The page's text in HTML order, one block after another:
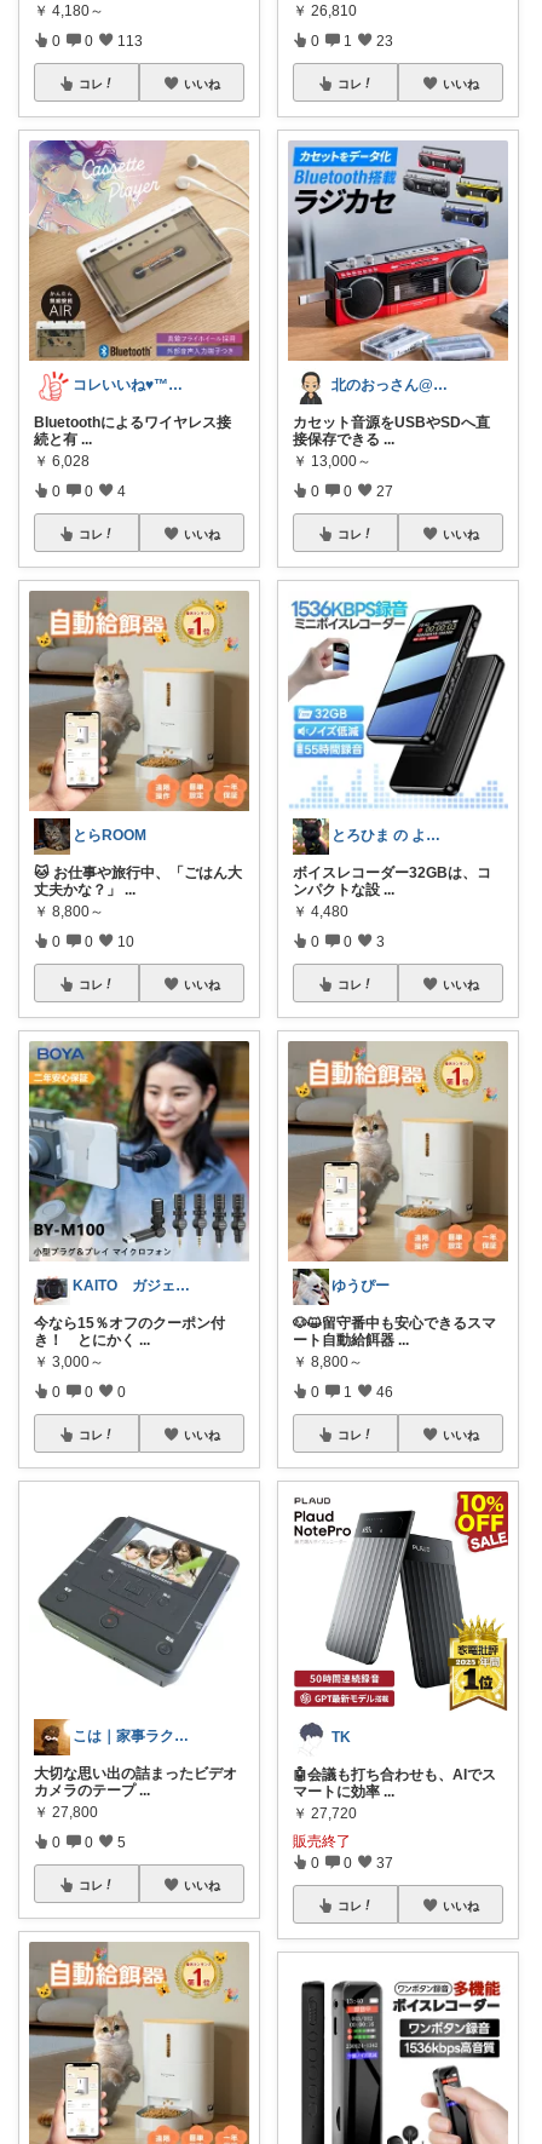
￥ 4,180～
0 0 113
コレ いいね
コレいいね♥️™▶コレクションも見てね！
Bluetoothによるワイヤレス接
続と有 ...
￥ 6,028
0 0 4
コレ いいね
とらROOM
🐱 お仕事や旅行中、「ごはん大
丈夫かな？」
...
￥ 8,800～
0 0 10
コレ いいね
KAITO ガジェット好き
今なら15％オフのクーポン付
き！ とにかく ...
￥ 3,000～
0 0 0
コレ いいね
こは｜家事ラクと暮らしの趣味↗️楽天市場
大切な思い出の詰まったビデオ
カメラのテープ ...
￥ 27,800
0 0 5
コレ いいね
￥ 26,810
0 1 23
コレ いいね
北のおっさん@ガジェット好き
カセット音源をUSBやSDへ直
接保存できる ...
￥ 13,000～
0 0 27
コレ いいね
とろひま の よろず屋～お得な商品たち～
ボイスレコーダー32GBは、コ
ンパクトな設 ...
￥ 4,480
0 0 3
コレ いいね
ゆうぴー
🐶😺留守番中も安心できるスマ
ート自動給餌器 ...
￥ 8,800～
0 1 46
コレ いいね
TK
🤖会議も打ち合わせも、AIでス
マートに効率 ...
￥ 27,720
販売終了
0 0 37
コレ いいね